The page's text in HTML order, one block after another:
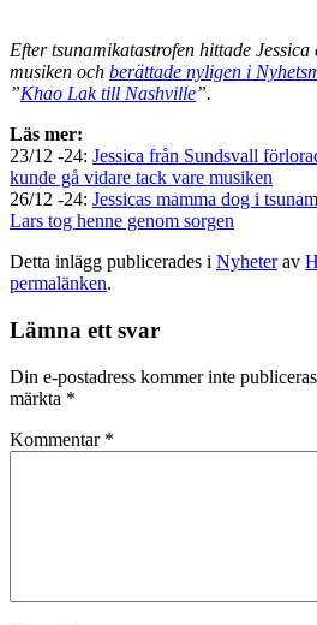
Efter tsunamikatastrofen hittade
musiken och berättade nyligen i
”Khao Lak till Nashville”.
Läs mer:
23/12 -24: Jessica från Sundsvall
kunde gå vidare tack vare musiken
26/12 -24: Jessicas mamma dog i
Lars tog henne genom sorgen
Detta inlägg publicerades i Nyheterav
permalänken.
Lämna ett svar
Din e-postadress kommer inte
märkta *
Kommentar *